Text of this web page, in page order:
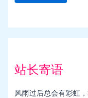
站长寄语
风雨过后总会有彩虹